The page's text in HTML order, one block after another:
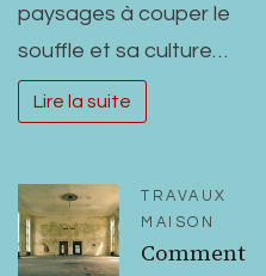
paysages à couper le
souffle et sa culture…
Lire la suite
TRAVAUX
MAISON
Comment